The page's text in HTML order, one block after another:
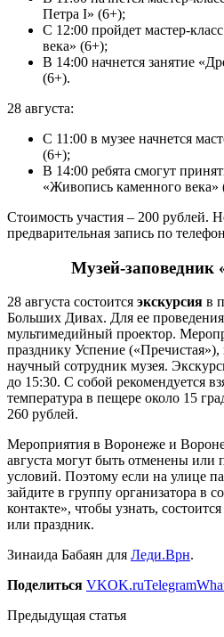
Петра I» (6+);
С 12:00 пройдет мастер-
века» (6+);
В 14:00 начнется занятие
(6+).
28 августа:
С 11:00 в музее начнется
(6+);
В 14:00 ребята смогут
«Живопись каменного века»
Стоимость участия – 200 рублей.
предварительная запись по
Музей-заповедник
28 августа состоится экскурсия в
Больших Дивах. Для ее проведения
мультимедийный проектор.
празднику Успение («Пречистая»),
научный сотрудник музея.
до 15:30. С собой рекомендуется
температура в пещере около 15
260 рублей.
Мероприятия в Воронеже и
августа могут быть отменены или
условий. Поэтому если на улице
зайдите в группу организатора в
контакте», чтобы узнать,
или праздник.
Зинаида Бабаян для Леди.Врн.
Поделиться VKOK.ruTelegram
Предыдущая статья